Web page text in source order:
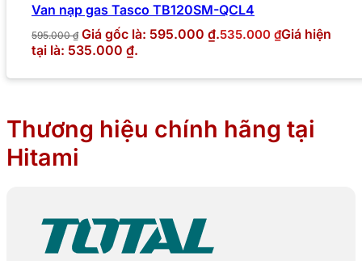
Van nạp gas Tasco TB120SM-QCL4
595.000₫ Giá gốc là: 595.000 ₫.535.000 ₫Giá hiện
tại là: 535.000 ₫.
Thương hiệu chính hãng tại
Hitami